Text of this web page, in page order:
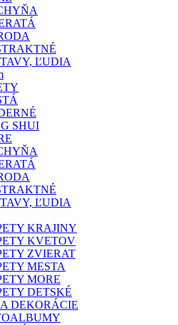
ĽUDIA
SHUI
ĽUDIA
KRAJINY
KVETOV
ZVIERAT
MESTA
MORE
DETSKÉ
DEKORÁCIE